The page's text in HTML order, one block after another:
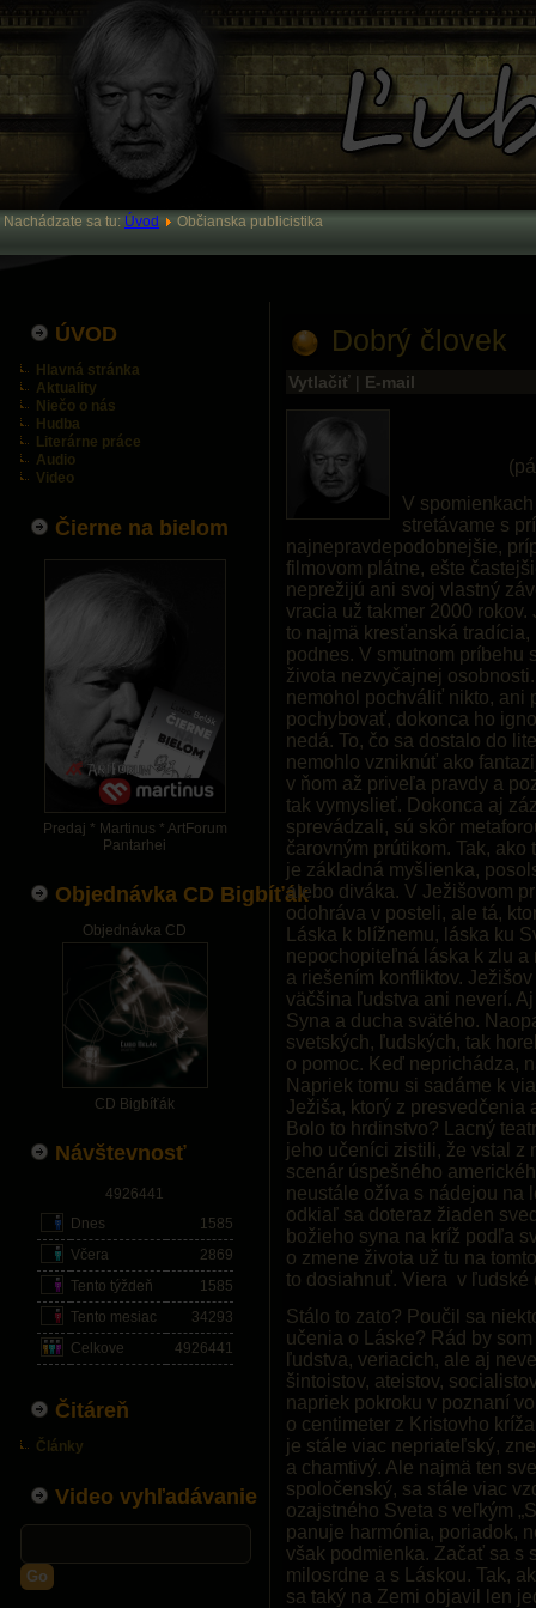
Nachádzate sa tu: Úvod Občianska publicistika
ÚVOD
Hlavná stránka
Aktuality
Niečo o nás
Hudba
Literárne práce
Audio
Video
Čierne na bielom
Predaj * Martinus * ArtForum
Pantarhei
Objednávka CD Bigbíťák
Objednávka CD
CD Bigbíťák
Návštevnosť
4926441
Dnes
1585
Včera
2869
Tento týždeň
1585
Tento mesiac
34293
Celkove
4926441
Čitáreň
Články
Video vyhľadávanie
Go
Dobrý človek
Vytlačiť | E-mail
V
stretávame s
najnepravdepodobnejšie,
filmovom plátne, ešte
neprežijú ani svoj vlastný
vracia už takmer 2000
to najmä kresťanská
podnes. V smutnom príbehu
života nezvyčajnej
nemohol pochváliť nikto, ani
pochybovať, dokonca ho
nedá. To, čo sa dostalo do
nemohlo vzniknúť ako
v ňom až priveľa pravdy a
tak vymyslieť. Dokonca aj
sprevádzali, sú skôr
čarovným prútikom. Tak,
je základná myšlienka,
alebo diváka. V Ježišovom
odohráva v posteli, ale tá,
Láska k blížnemu, láska ku
nepochopiteľná láska k zlu
a riešením konfliktov.
väčšina ľudstva ani neverí.
Syna a ducha svätého.
svetských, ľudských, tak
o pomoc. Keď neprichádza,
Napriek tomu si sadáme k
Ježiša, ktorý z presvedčenia
Bolo to hrdinstvo? Lacný
jeho učeníci zistili, že vstal z
scenár úspešného
neustále ožíva s nádejou na
odkiaľ sa doteraz žiaden
božieho syna na kríž podľa
o zmene života už tu na
to dosiahnuť. Viera v ľudské
Stálo to zato? Poučil sa
učenia o Láske? Rád by
ľudstva, veriacich, ale aj
šintoistov, ateistov,
napriek pokroku v poznaní
o centimeter z Kristovho
je stále viac nepriateľský,
a chamtivý. Ale najmä ten
spoločenský, sa stále viac
ozajstného Sveta s veľkým
panuje harmónia, poriadok,
však podmienka. Začať sa s
milosrdne a s Láskou. Tak,
sa taký na Zemi objavil len